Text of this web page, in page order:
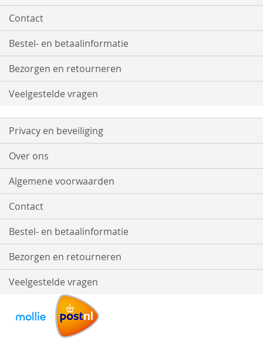
Contact
Bestel- en betaalinformatie
Bezorgen en retourneren
Veelgestelde vragen
Privacy en beveiliging
Over ons
Algemene voorwaarden
Contact
Bestel- en betaalinformatie
Bezorgen en retourneren
Veelgestelde vragen